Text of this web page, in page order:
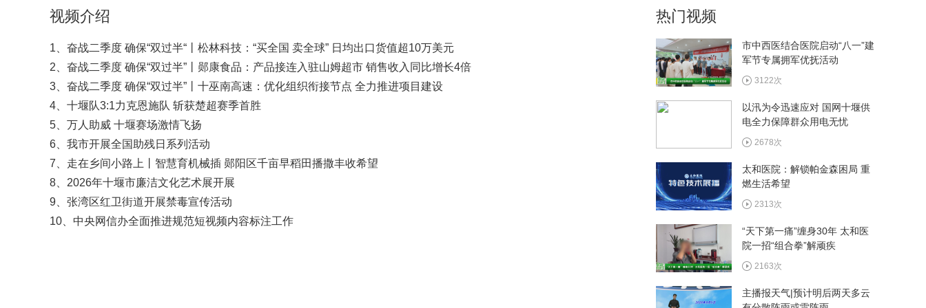
7月29日《十堰新闻联播》
7月28日《十堰新闻联播》
7月27日《十堰新闻联播》
视频介绍
1、奋战二季度 确保“双过半“丨松林科技：“买全国 卖全球” 日均出口货值超10万美元
2、奋战二季度 确保“双过半”丨郧康食品：产品接连入驻山姆超市 销售收入同比增长4倍
3、奋战二季度 确保“双过半”丨十巫南高速：优化组织衔接节点 全力推进项目建设
4、十堰队3:1力克恩施队 斩获楚超赛季首胜
5、万人助威 十堰赛场激情飞扬
6、我市开展全国助残日系列活动
7、走在乡间小路上丨智慧育机械插 郧阳区千亩早稻田播撒丰收希望
8、2026年十堰市廉洁文化艺术展开展
9、张湾区红卫街道开展禁毒宣传活动
10、中央网信办全面推进规范短视频内容标注工作
热门视频
市中西医结合医院启动“八一”建
军节专属拥军优抚活动
3122次
以汛为令迅速应对 国网十堰供
电全力保障群众用电无忧
2678次
太和医院：解锁帕金森困局 重
燃生活希望
2313次
“天下第一痛”缠身30年 太和医
院一招“组合拳”解顽疾
2163次
主播报天气|预计明后两天多云